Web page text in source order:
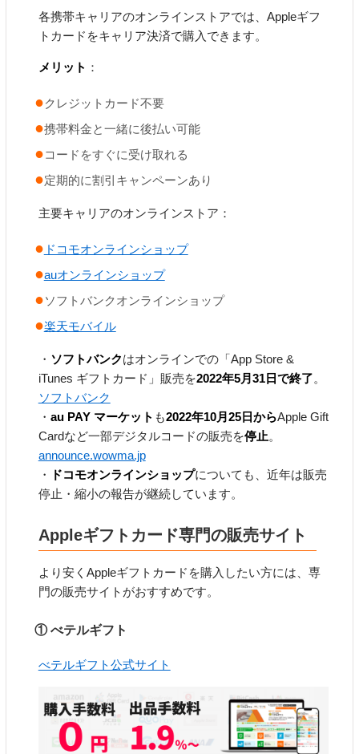
各携帯キャリアのオンラインストアでは、Appleギフ
トカードをキャリア決済で購入できます。
メリット ：
クレジットカード不要
携帯料金と一緒に後払い可能
コードをすぐに受け取れる
定期的に割引キャンペーンあり
主要キャリアのオンラインストア：
ドコモオンラインショップ
auオンラインショップ
ソフトバンクオンラインショップ
楽天モバイル
・ ソフトバンクはオンラインでの「App Store &
iTunes ギフトカード」販売を2022年5月31日で終了。
ソフトバンク
・ au PAY マーケット も2022年10月25日からApple Gift
Cardなど一部デジタルコードの販売を停止。
announce.wowma.jp
・
ドコモオンラインショップについても、近年は販売
停止・縮小の報告が継続しています。
Appleギフトカード専門の販売サイト
より安くAppleギフトカードを購入したい方には、専
門の販売サイトがおすすめです。
① べテルギフト
べテルギフト公式サイト